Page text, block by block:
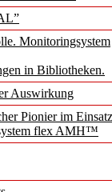
Monitoringsystem
in Bibliotheken.
Auswirkung
Pionier im
flex AMH™
von